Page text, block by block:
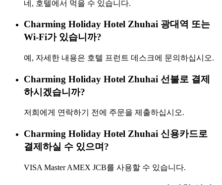
네, 호텔에서 먹을 수 있습니다.
Charming Holiday Hotel Zhuhai 광대역 또는
Wi-Fi가 있습니까?
예, 자세한 내용은 호텔 프런트 데스크에 문의하십시오.
Charming Holiday Hotel Zhuhai 선불로 결제
하시겠습니까?
저희에게 연락하기 전에 주문을 제출하십시오.
Charming Holiday Hotel Zhuhai 신용카드로
결제하실 수 있으며?
VISA Master AMEX JCB를 사용할 수 있습니다.